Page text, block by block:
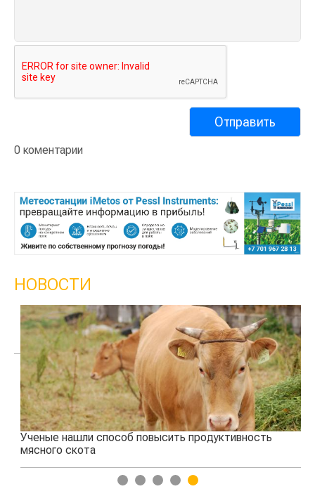
0 коментарии
НОВОСТИ
Ученые нашли способ повысить продуктивность
мясного скота
1 2 3 4 5